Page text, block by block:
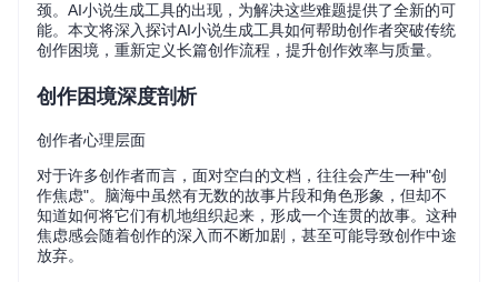
颈。AI小说生成工具的出现，为解决这些难题提供了全新的可
能。本文将深入探讨AI小说生成工具如何帮助创作者突破传统
创作困境，重新定义长篇创作流程，提升创作效率与质量。
创作困境深度剖析
创作者心理层面
对于许多创作者而言，面对空白的文档，往往会产生一种"创
作焦虑"。脑海中虽然有无数的故事片段和角色形象，但却不
知道如何将它们有机地组织起来，形成一个连贯的故事。这种
焦虑感会随着创作的深入而不断加剧，甚至可能导致创作中途
放弃。